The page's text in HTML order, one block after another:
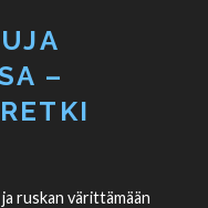
–
ruskan värittämään